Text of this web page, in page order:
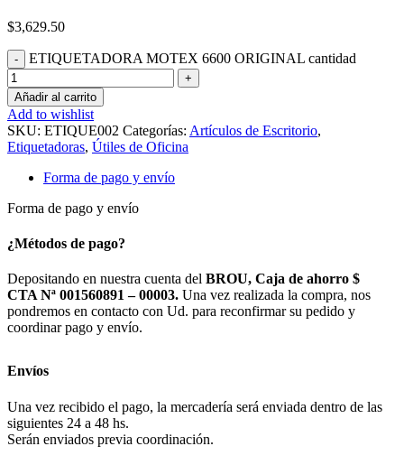
$3,629.50
ETIQUETADORA MOTEX 6600 ORIGINAL cantidad
Añadir al carrito
Add to wishlist
SKU: ETIQUE002 Categorías: Artículos de Escritorio,
Etiquetadoras, Útiles de Oficina
Forma de pago y envío
Forma de pago y envío
¿Métodos de pago?
Depositando en nuestra cuenta del BROU, Caja de ahorro $
CTA Nª 001560891 – 00003. Una vez realizada la compra, nos
pondremos en contacto con Ud. para reconfirmar su pedido y
coordinar pago y envío.
Envíos
Una vez recibido el pago, la mercadería será enviada dentro de las
siguientes 24 a 48 hs.
Serán enviados previa coordinación.